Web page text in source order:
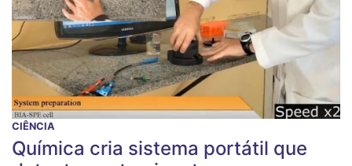
CIÊNCIA
Química cria sistema portátil que